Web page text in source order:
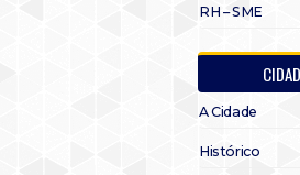
RH – SME
A Cidade
Histórico